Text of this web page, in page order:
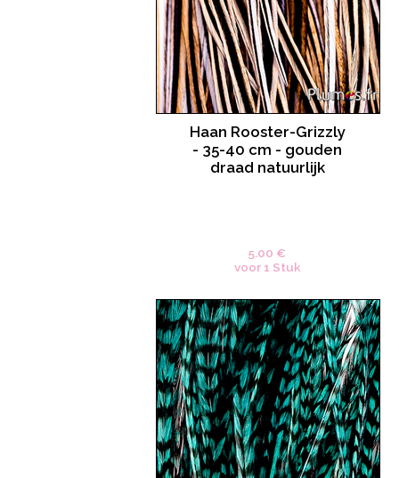
Haan Rooster-Grizzly
- 35-40 cm - gouden
draad natuurlijk
5.00 €
voor 1 Stuk